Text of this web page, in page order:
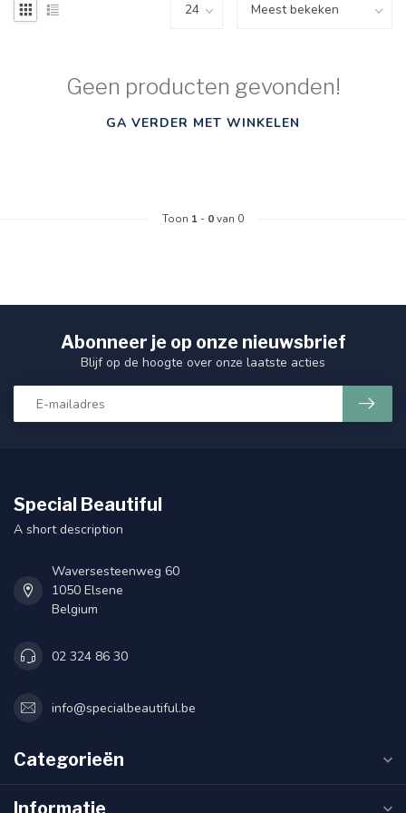
Geen producten gevonden!
GA VERDER MET WINKELEN
Toon 1 - 0van 0
Abonneer je op onze nieuwsbrief
Blijf op de hoogte over onze laatste acties
Special Beautiful
A short description
Waversesteenweg 60
1050 Elsene
Belgium
02 324 86 30
info@specialbeautiful.be
Categorieën
Informatie